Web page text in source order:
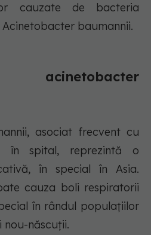
cauzate de bacteria
baumannii.
acinetobacter
asociat frecvent cu
în spital, reprezintă o
în special în Asia.
cauza boli respiratorii
în rândul populațiilor
nou-născuții.